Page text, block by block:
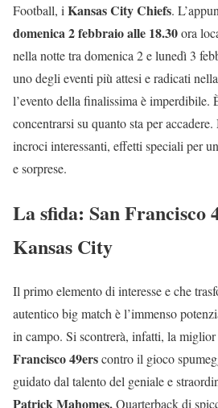
Football, i Kansas City Chiefs.
domenica 2 febbraio alle 18.30ora
nella notte tra domenica 2 e lunedì 3
uno degli eventi più attesi e radicati
l’evento della finalissima è imperdibile.
concentrarsi su quanto sta per
incroci interessanti, effetti speciali per
e sorprese.
La sfida: San Francisco
Kansas City
Il primo elemento di interesse e che
autentico big match è l’immenso
in campo. Si scontrerà, infatti, la
Francisco 49erscontro il gioco
guidato dal talento del geniale e
Patrick Mahomes.Quarterback di